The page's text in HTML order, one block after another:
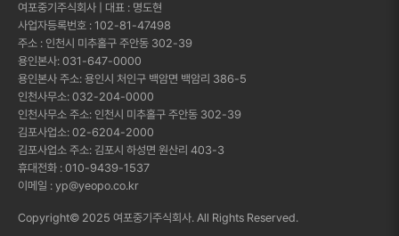
여포중기주식회사 | 대표 : 명도현
사업자등록번호 : 102-81-47498
주소 : 인천시 미추홀구 주안동 302-39
용인본사: 031-647-0000
용인본사 주소: 용인시 처인구 백암면 백암리 386-5
인천사무소: 032-204-0000
인천사무소 주소: 인천시 미추홀구 주안동 302-39
김포사업소: 02-6204-2000
김포사업소 주소: 김포시 하성면 원산리 403-3
휴대전화 : 010-9439-1537
이메일 : yp@yeopo.co.kr
Copyright© 2025 여포중기주식회사. All Rights Reserved.